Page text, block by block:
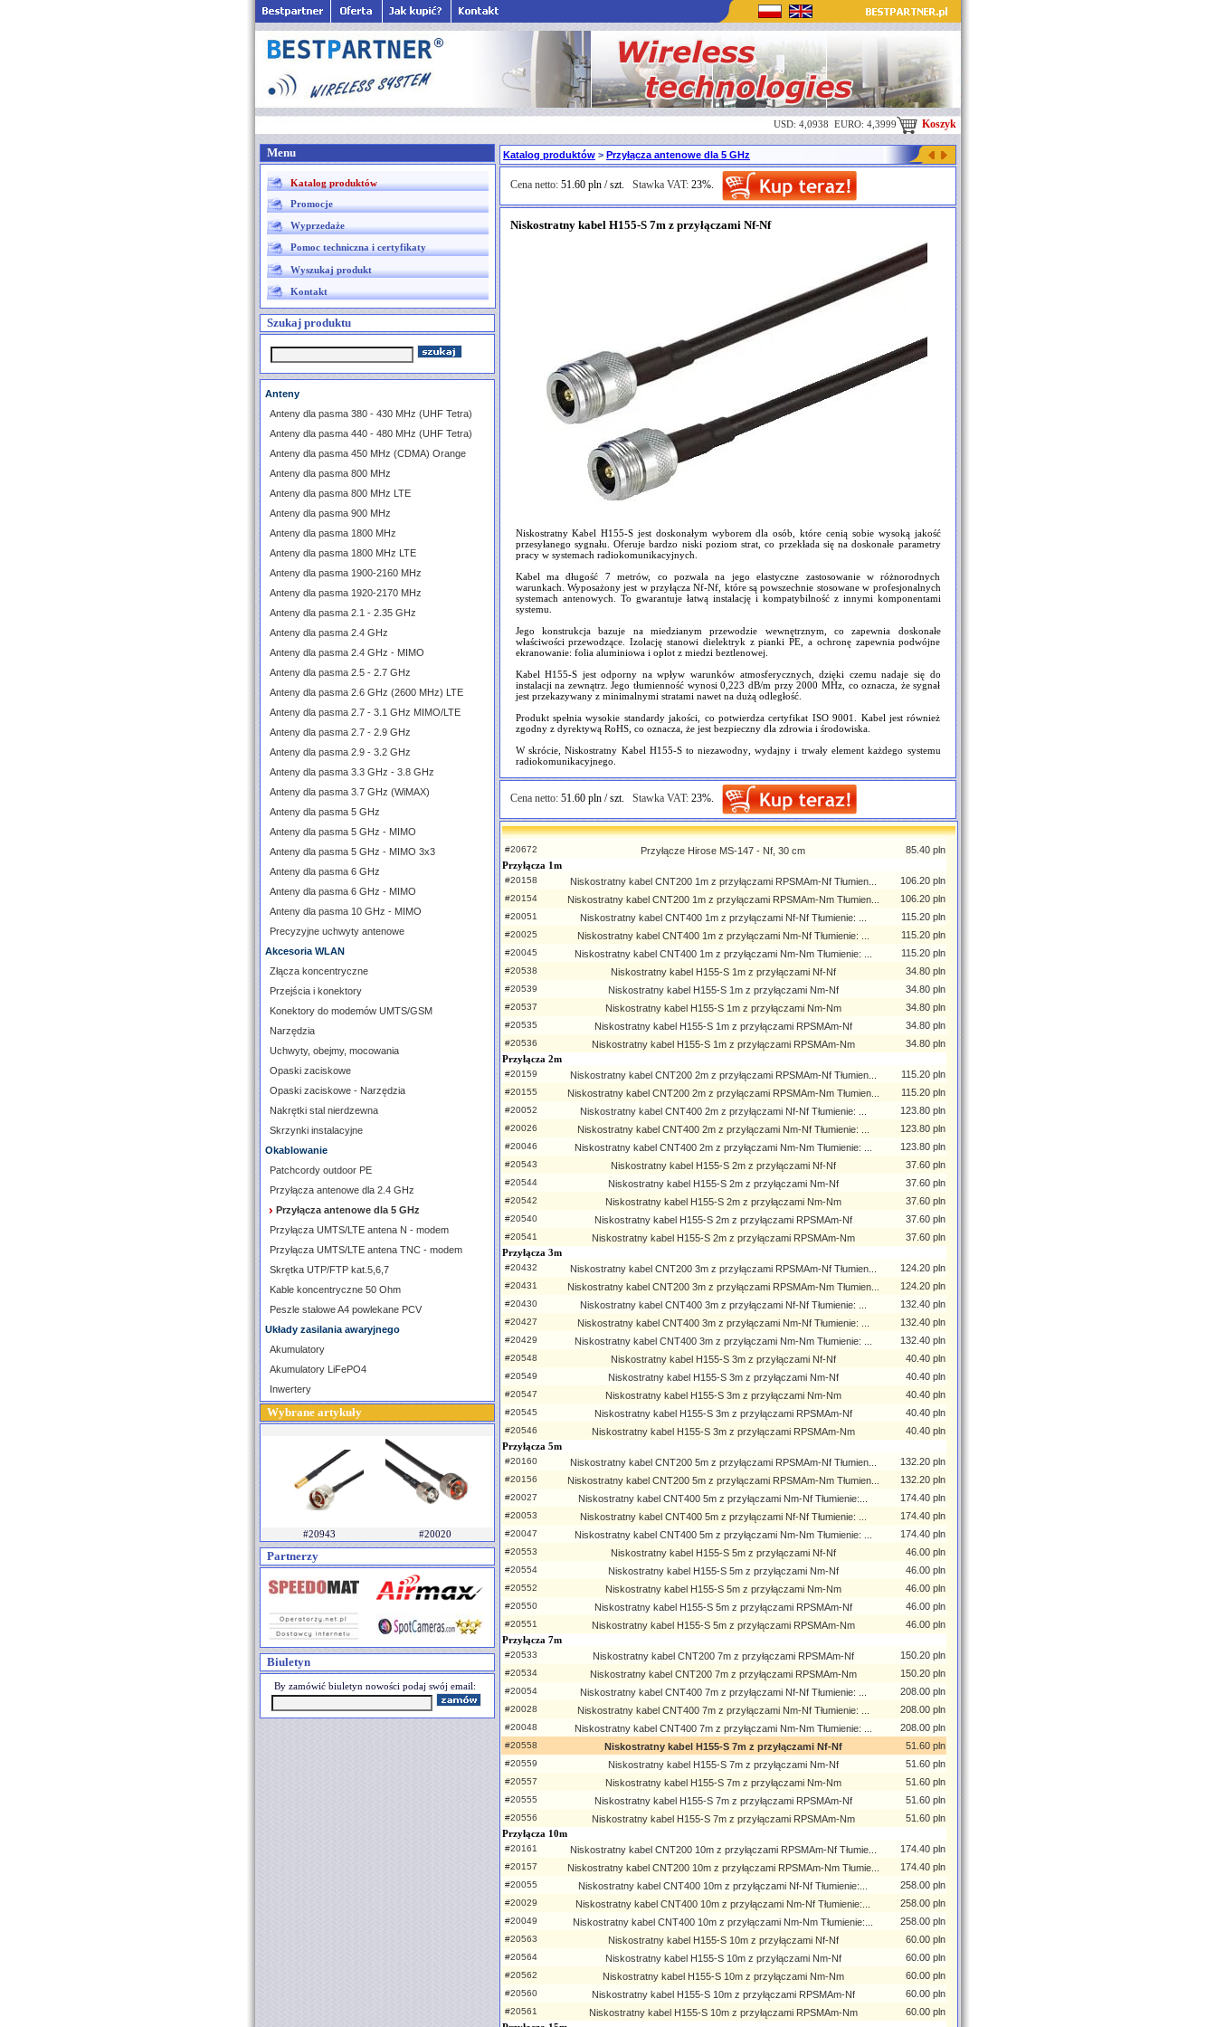
USD: 4,0938 EURO: 4,3999 Koszyk
Menu
Katalog produktów
Promocje
Wyprzedaże
Pomoc techniczna i certyfikaty
Wyszukaj produkt
Kontakt
Szukaj produktu
Anteny
Anteny dla pasma 380 - 430 MHz (UHF Tetra)
Anteny dla pasma 440 - 480 MHz (UHF Tetra)
Anteny dla pasma 450 MHz (CDMA) Orange
Anteny dla pasma 800 MHz
Anteny dla pasma 800 MHz LTE
Anteny dla pasma 900 MHz
Anteny dla pasma 1800 MHz
Anteny dla pasma 1800 MHz LTE
Anteny dla pasma 1900-2160 MHz
Anteny dla pasma 1920-2170 MHz
Anteny dla pasma 2.1 - 2.35 GHz
Anteny dla pasma 2.4 GHz
Anteny dla pasma 2.4 GHz - MIMO
Anteny dla pasma 2.5 - 2.7 GHz
Anteny dla pasma 2.6 GHz (2600 MHz) LTE
Anteny dla pasma 2.7 - 3.1 GHz MIMO/LTE
Anteny dla pasma 2.7 - 2.9 GHz
Anteny dla pasma 2.9 - 3.2 GHz
Anteny dla pasma 3.3 GHz - 3.8 GHz
Anteny dla pasma 3.7 GHz (WiMAX)
Anteny dla pasma 5 GHz
Anteny dla pasma 5 GHz - MIMO
Anteny dla pasma 5 GHz - MIMO 3x3
Anteny dla pasma 6 GHz
Anteny dla pasma 6 GHz - MIMO
Anteny dla pasma 10 GHz - MIMO
Precyzyjne uchwyty antenowe
Akcesoria WLAN
Złącza koncentryczne
Przejścia i konektory
Konektory do modemów UMTS/GSM
Narzędzia
Uchwyty, obejmy, mocowania
Opaski zaciskowe
Opaski zaciskowe - Narzędzia
Nakrętki stal nierdzewna
Skrzynki instalacyjne
Okablowanie
Patchcordy outdoor PE
Przyłącza antenowe dla 2.4 GHz
Przyłącza antenowe dla 5 GHz
Przyłącza UMTS/LTE antena N - modem
Przyłącza UMTS/LTE antena TNC - modem
Skrętka UTP/FTP kat.5,6,7
Kable koncentryczne 50 Ohm
Peszle stalowe A4 powlekane PCV
Układy zasilania awaryjnego
Akumulatory
Akumulatory LiFePO4
Inwertery
Wybrane artykuły
#20943 #20020
Partnerzy
Biuletyn
By zamówić biuletyn nowości podaj swój email:
Katalog produktów > Przyłącza antenowe dla 5 GHz
Cena netto: 51.60 pln / szt. Stawka VAT: 23%.
Niskostratny kabel H155-S 7m z przyłączami Nf-Nf
Niskostratny Kabel H155-S jest doskonałym wyborem dla osób, które cenią sobie wysoką jakość
przesyłanego sygnału. Oferuje bardzo niski poziom strat, co przekłada się na doskonałe parametry
pracy w systemach radiokomunikacyjnych.
Kabel ma długość 7 metrów, co pozwala na jego elastyczne zastosowanie w różnorodnych
warunkach. Wyposażony jest w przyłącza Nf-Nf, które są powszechnie stosowane w profesjonalnych
systemach antenowych. To gwarantuje łatwą instalację i kompatybilność z innymi komponentami
systemu.
Jego konstrukcja bazuje na miedzianym przewodzie wewnętrznym, co zapewnia doskonałe
właściwości przewodzące. Izolację stanowi dielektryk z pianki PE, a ochronę zapewnia podwójne
ekranowanie: folia aluminiowa i oplot z miedzi beztlenowej.
Kabel H155-S jest odporny na wpływ warunków atmosferycznych, dzięki czemu nadaje się do
instalacji na zewnątrz. Jego tłumienność wynosi 0,223 dB/m przy 2000 MHz, co oznacza, że sygnał
jest przekazywany z minimalnymi stratami nawet na dużą odległość.
Produkt spełnia wysokie standardy jakości, co potwierdza certyfikat ISO 9001. Kabel jest również
zgodny z dyrektywą RoHS, co oznacza, że jest bezpieczny dla zdrowia i środowiska.
W skrócie, Niskostratny Kabel H155-S to niezawodny, wydajny i trwały element każdego systemu
radiokomunikacyjnego.
Cena netto: 51.60 pln / szt. Stawka VAT: 23%.
#20672 Przyłącze Hirose MS-147 - Nf, 30 cm
85.40 pln
Przyłącza 1m
#20158 Niskostratny kabel CNT200 1m z przyłączami RPSMAm-Nf Tłumien... 106.20 pln
#20154 Niskostratny kabel CNT200 1m z przyłączami RPSMAm-Nm Tłumien... 106.20 pln
#20051 Niskostratny kabel CNT400 1m z przyłączami Nf-Nf Tłumienie: ... 115.20 pln
#20025 Niskostratny kabel CNT400 1m z przyłączami Nm-Nf Tłumienie: ... 115.20 pln
#20045 Niskostratny kabel CNT400 1m z przyłączami Nm-Nm Tłumienie: ... 115.20 pln
#20538 Niskostratny kabel H155-S 1m z przyłączami Nf-Nf 34.80 pln
#20539 Niskostratny kabel H155-S 1m z przyłączami Nm-Nf 34.80 pln
#20537 Niskostratny kabel H155-S 1m z przyłączami Nm-Nm 34.80 pln
#20535 Niskostratny kabel H155-S 1m z przyłączami RPSMAm-Nf 34.80 pln
#20536 Niskostratny kabel H155-S 1m z przyłączami RPSMAm-Nm
34.80 pln
Przyłącza 2m
#20159 Niskostratny kabel CNT200 2m z przyłączami RPSMAm-Nf Tłumien... 115.20 pln
#20155 Niskostratny kabel CNT200 2m z przyłączami RPSMAm-Nm Tłumien... 115.20 pln
#20052 Niskostratny kabel CNT400 2m z przyłączami Nf-Nf Tłumienie: ... 123.80 pln
#20026 Niskostratny kabel CNT400 2m z przyłączami Nm-Nf Tłumienie: ... 123.80 pln
#20046 Niskostratny kabel CNT400 2m z przyłączami Nm-Nm Tłumienie: ... 123.80 pln
#20543 Niskostratny kabel H155-S 2m z przyłączami Nf-Nf 37.60 pln
#20544 Niskostratny kabel H155-S 2m z przyłączami Nm-Nf 37.60 pln
#20542 Niskostratny kabel H155-S 2m z przyłączami Nm-Nm 37.60 pln
#20540 Niskostratny kabel H155-S 2m z przyłączami RPSMAm-Nf 37.60 pln
#20541 Niskostratny kabel H155-S 2m z przyłączami RPSMAm-Nm
37.60 pln
Przyłącza 3m
#20432 Niskostratny kabel CNT200 3m z przyłączami RPSMAm-Nf Tłumien... 124.20 pln
#20431 Niskostratny kabel CNT200 3m z przyłączami RPSMAm-Nm Tłumien... 124.20 pln
#20430 Niskostratny kabel CNT400 3m z przyłączami Nf-Nf Tłumienie: ... 132.40 pln
#20427 Niskostratny kabel CNT400 3m z przyłączami Nm-Nf Tłumienie: ... 132.40 pln
#20429 Niskostratny kabel CNT400 3m z przyłączami Nm-Nm Tłumienie: ... 132.40 pln
#20548 Niskostratny kabel H155-S 3m z przyłączami Nf-Nf 40.40 pln
#20549 Niskostratny kabel H155-S 3m z przyłączami Nm-Nf 40.40 pln
#20547 Niskostratny kabel H155-S 3m z przyłączami Nm-Nm 40.40 pln
#20545 Niskostratny kabel H155-S 3m z przyłączami RPSMAm-Nf 40.40 pln
#20546 Niskostratny kabel H155-S 3m z przyłączami RPSMAm-Nm
40.40 pln
Przyłącza 5m
#20160 Niskostratny kabel CNT200 5m z przyłączami RPSMAm-Nf Tłumien... 132.20 pln
#20156 Niskostratny kabel CNT200 5m z przyłączami RPSMAm-Nm Tłumien... 132.20 pln
#20027 Niskostratny kabel CNT400 5m z przyłączami Nm-Nf Tłumienie:... 174.40 pln
#20053 Niskostratny kabel CNT400 5m z przyłączami Nf-Nf Tłumienie: ... 174.40 pln
#20047 Niskostratny kabel CNT400 5m z przyłączami Nm-Nm Tłumienie: ... 174.40 pln
#20553 Niskostratny kabel H155-S 5m z przyłączami Nf-Nf 46.00 pln
#20554 Niskostratny kabel H155-S 5m z przyłączami Nm-Nf 46.00 pln
#20552 Niskostratny kabel H155-S 5m z przyłączami Nm-Nm 46.00 pln
#20550 Niskostratny kabel H155-S 5m z przyłączami RPSMAm-Nf 46.00 pln
#20551 Niskostratny kabel H155-S 5m z przyłączami RPSMAm-Nm
46.00 pln
Przyłącza 7m
#20533 Niskostratny kabel CNT200 7m z przyłączami RPSMAm-Nf 150.20 pln
#20534 Niskostratny kabel CNT200 7m z przyłączami RPSMAm-Nm 150.20 pln
#20054 Niskostratny kabel CNT400 7m z przyłączami Nf-Nf Tłumienie: ... 208.00 pln
#20028 Niskostratny kabel CNT400 7m z przyłączami Nm-Nf Tłumienie: ... 208.00 pln
#20048 Niskostratny kabel CNT400 7m z przyłączami Nm-Nm Tłumienie: ... 208.00 pln
#20558 Niskostratny kabel H155-S 7m z przyłączami Nf-Nf 51.60 pln
#20559 Niskostratny kabel H155-S 7m z przyłączami Nm-Nf 51.60 pln
#20557 Niskostratny kabel H155-S 7m z przyłączami Nm-Nm 51.60 pln
#20555 Niskostratny kabel H155-S 7m z przyłączami RPSMAm-Nf 51.60 pln
#20556 Niskostratny kabel H155-S 7m z przyłączami RPSMAm-Nm
51.60 pln
Przyłącza 10m
#20161 Niskostratny kabel CNT200 10m z przyłączami RPSMAm-Nf Tłumie... 174.40 pln
#20157 Niskostratny kabel CNT200 10m z przyłączami RPSMAm-Nm Tłumie... 174.40 pln
#20055 Niskostratny kabel CNT400 10m z przyłączami Nf-Nf Tłumienie:... 258.00 pln
#20029 Niskostratny kabel CNT400 10m z przyłączami Nm-Nf Tłumienie:... 258.00 pln
#20049 Niskostratny kabel CNT400 10m z przyłączami Nm-Nm Tłumienie:... 258.00 pln
#20563 Niskostratny kabel H155-S 10m z przyłączami Nf-Nf 60.00 pln
#20564 Niskostratny kabel H155-S 10m z przyłączami Nm-Nf 60.00 pln
#20562 Niskostratny kabel H155-S 10m z przyłączami Nm-Nm 60.00 pln
#20560 Niskostratny kabel H155-S 10m z przyłączami RPSMAm-Nf 60.00 pln
#20561 Niskostratny kabel H155-S 10m z przyłączami RPSMAm-Nm
60.00 pln